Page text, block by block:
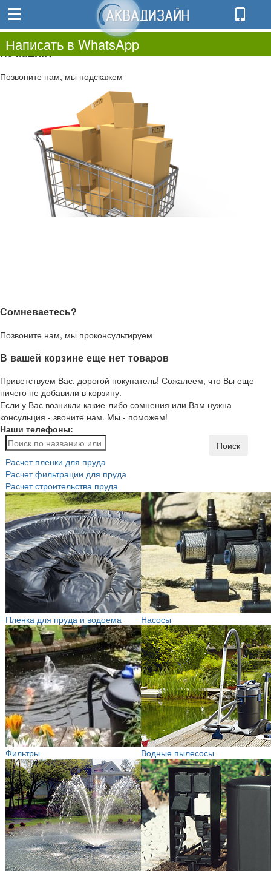
0.00
0
Не нашли?
Позвоните нам, мы подскажем
Сомневаетесь?
Позвоните нам, мы проконсультируем
В вашей корзине еще нет товаров
Приветствуем Вас, дорогой покупатель! Сожалеем, что Вы еще
ничего не добавили в корзину.
Если у Вас возникли какие-либо сомнения или Вам нужна
консульция - звоните нам. Мы - поможем!
Наши телефоны:
Написать в WhatsApp
Поиск
Расчет пленки для пруда
Расчет фильтрации для пруда
Расчет строительства пруда
Пленка для пруда и водоема Насосы
Фильтры Водные пылесосы